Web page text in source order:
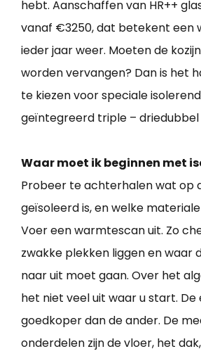
hebt. Aanschaffen van HR++
vanaf €3250, dat betekent een
ieder jaar weer. Moeten de
worden vervangen? Dan is het
te kiezen voor speciale
geïntegreerd triple – driedubbel
Waar moet ik beginnen met
Probeer te achterhalen wat op
geïsoleerd is, en welke
Voer een warmtescan uit. Zo
zwakke plekken liggen en waar
naar uit moet gaan. Over het
het niet veel uit waar u start. De
goedkoper dan de ander. De
onderdelen zijn de vloer, het